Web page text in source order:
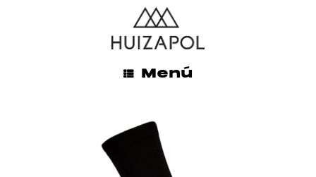
ENVÍOS GRATIS A TODO MÉXICO EN LA COMPRA DE
Menú